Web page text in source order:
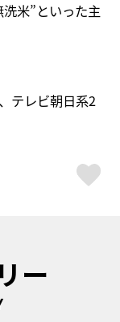
米”といった主
テレビ朝日系2
ー